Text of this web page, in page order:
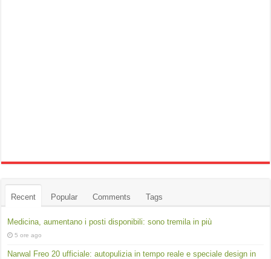
Recent Popular Comments Tags
Medicina, aumentano i posti disponibili: sono tremila in più
5 ore ago
Narwal Freo 20 ufficiale: autopulizia in tempo reale e speciale design in